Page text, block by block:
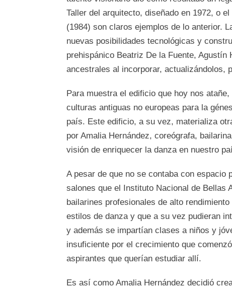
Taller del arquitecto, diseñado en 1972, o
(1984) son claros ejemplos de lo anterior.
nuevas posibilidades tecnológicas y
prehispánico Beatriz De la Fuente, Agustín
ancestrales al incorporar, actualizándolos,
Para muestra el edificio que hoy nos
culturas antiguas no europeas para la
país. Este edificio, a su vez, materializa
por Amalia Hernández, coreógrafa,
visión de enriquecer la danza en nuestro
A pesar de que no se contaba con espacio
salones que el Instituto Nacional de Bellas
bailarines profesionales de alto
estilos de danza y que a su vez pudieran
y además se impartían clases a niños y
insuficiente por el crecimiento que
aspirantes que querían estudiar allí.
Es así como Amalia Hernández decidió